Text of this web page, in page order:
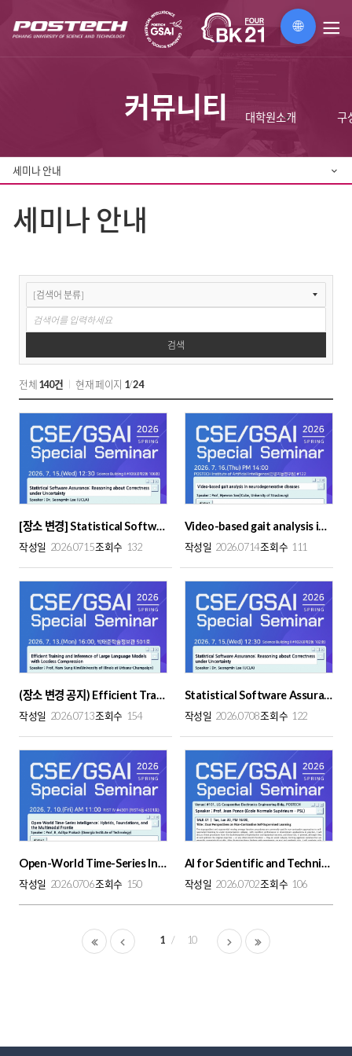
대학원소개 구
메
커뮤니티
세미나 안내
세미나 안내
지
항
스
트
검
검색
전체 140건 현재 페이지 1/24
[장소 변경] Statistical Software Assurance: Reasoning about Correctness under...
작성일 2026.0715조회수 132
Video-based gait analysis in neurodegenerative diseases
작성일 2026.0714조회수 111
(장소 변경 공지) Efficient Training and Inference of Large Language Models wi...
작성일 2026.0713조회수 154
Statistical Software Assurance: Reasoning about Correctness under Uncertainty
작성일 2026.0708조회수 122
Open-World Time-Series Intelligence: Hybrids, Foundations, and the Multimodal...
작성일 2026.0706조회수 150
AI for Scientific and Technical Imaging ér
작성일 2026.0702조회수 106
1 10
🌐